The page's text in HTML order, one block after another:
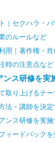
｜セクハラ・
のルールなど
用｜著作権・
時の注意点など
ンス研修を実
取り上げるテ
法・講師を決定
ンス研修を実施
ィードバックを